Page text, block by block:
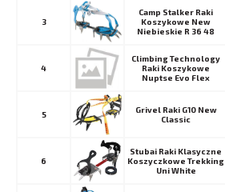
3
Camp Stalker Raki
Koszykowe New
Niebieskie R 36 48
4
Climbing Technology
Raki Koszykowe
Nuptse Evo Flex
5
Grivel Raki G10 New
Classic
6
Stubai Raki Klasyczne
Koszyczkowe Trekking
Uni White